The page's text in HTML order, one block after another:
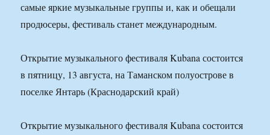
самые яркие музыкальные группы и, как и обещали
продюсеры, фестиваль станет международным.
Открытие музыкального фестиваля Kubana состоится
в пятницу, 13 августа, на Таманском полуострове в
поселке Янтарь (Краснодарский край)
Открытие музыкального фестиваля Kubana состоится